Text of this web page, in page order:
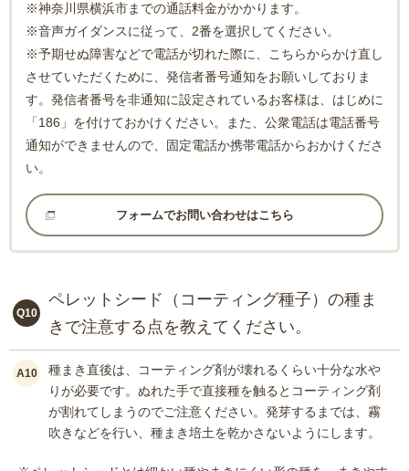
※神奈川県横浜市までの通話料金がかかります。
※音声ガイダンスに従って、2番を選択してください。
※予期せぬ障害などで電話が切れた際に、こちらからかけ直し
させていただくために、発信者番号通知をお願いしておりま
す。発信者番号を非通知に設定されているお客様は、はじめに
「186」を付けておかけください。また、公衆電話は電話番号
通知ができませんので、固定電話か携帯電話からおかけくださ
い。
フォームでお問い合わせはこちら
Q10
ペレットシード（コーティング種子）の種ま
きで注意する点を教えてください。
A10
種まき直後は、コーティング剤が壊れるくらい十分な水や
りが必要です。ぬれた手で直接種を触るとコーティング剤
が割れてしまうのでご注意ください。発芽するまでは、霧
吹きなどを行い、種まき培土を乾かさないようにします。